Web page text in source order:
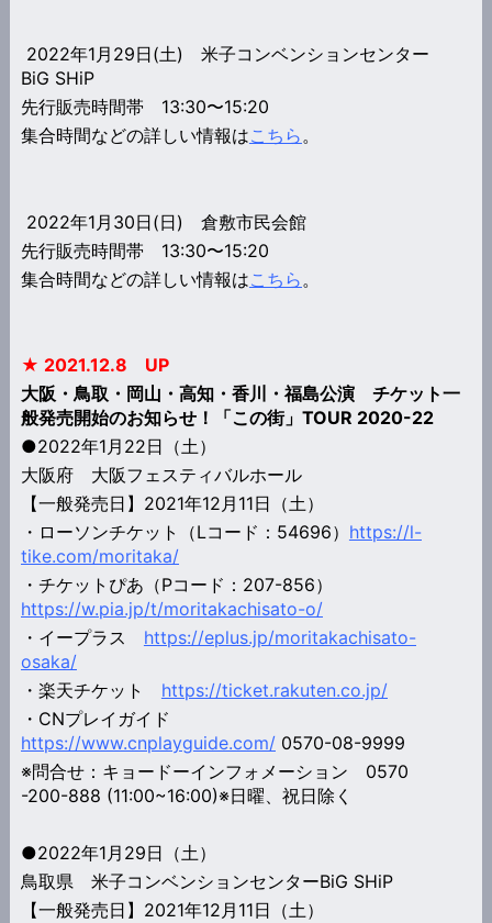
2022年1月29日(土) 米子コンベンションセンター
BiG SHiP
先行販売時間帯 13:30〜15:20
集合時間などの詳しい情報はこちら 。
2022年1月30日(日) 倉敷市民会館
先行販売時間帯 13:30〜15:20
集合時間などの詳しい情報はこちら 。
★ 2021.12.8 UP
大阪・鳥取・岡山・高知・香川・福島公演 チケット一
般発売開始のお知らせ！「この街」TOUR 2020-22
●2022年1月22日（土）
大阪府 大阪フェスティバルホール
【一般発売日】2021年12月11日（土）
・ローソンチケット（Lコード：54696） https://l-
tike.com/moritaka/
・チケットぴあ（Pコード：207-856）
https://w.pia.jp/t/moritakachisato-o/
・イープラス https://eplus.jp/moritakachisato-
osaka/
・楽天チケット https://ticket.rakuten.co.jp/
・CNプレイガイド
https://www.cnplayguide.com/0570-08-9999
※問合せ：キョードーインフォメーション 0570
-200-888 (11:00~16:00)※日曜、祝日除く
●2022年1月29日（土）
鳥取県 米子コンベンションセンターBiG SHiP
【一般発売日】2021年12月11日（土）